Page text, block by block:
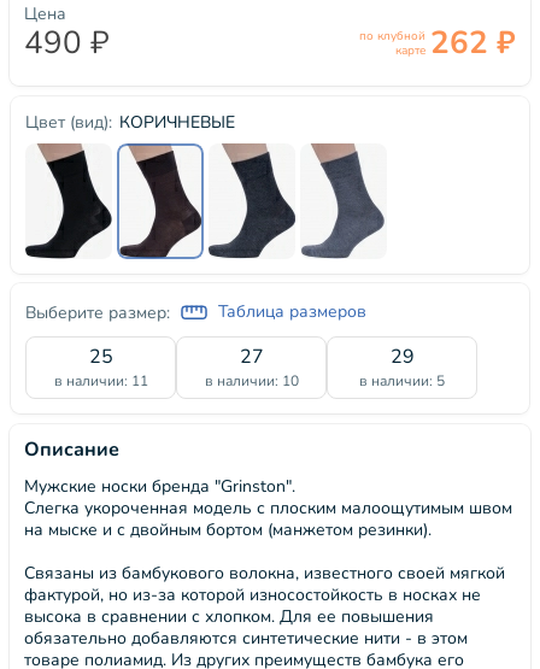
Цвет (вид): КОРИЧНЕВЫЕ
Выберите размер: Таблица размеров
25
в наличии: 11
27
в наличии: 10
29
в наличии: 5
Цена
490 ₽
по клубной
карте 262 ₽
Описание
Мужские носки бренда "Grinston".
Слегка укороченная модель с плоским малоощутимым швом
на мыске и с двойным бортом (манжетом резинки).
Связаны из бамбукового волокна, известного своей мягкой
фактурой, но из-за которой износостойкость в носках не
высока в сравнении с хлопком. Для ее повышения
обязательно добавляются синтетические нити - в этом
товаре полиамид. Из других преимуществ бамбука его